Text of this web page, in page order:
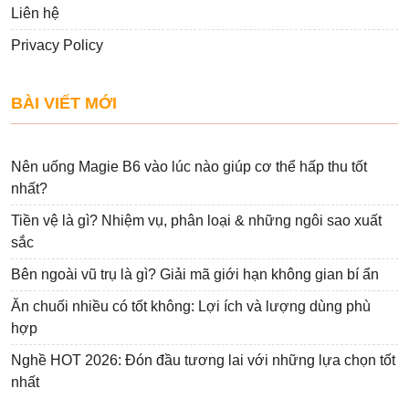
Liên hệ
Privacy Policy
BÀI VIẾT MỚI
Nên uống Magie B6 vào lúc nào giúp cơ thể hấp thu tốt
nhất?
Tiền vệ là gì? Nhiệm vụ, phân loại & những ngôi sao xuất
sắc
Bên ngoài vũ trụ là gì? Giải mã giới hạn không gian bí ẩn
Ăn chuối nhiều có tốt không: Lợi ích và lượng dùng phù
hợp
Nghề HOT 2026: Đón đầu tương lai với những lựa chọn tốt
nhất